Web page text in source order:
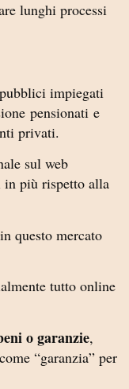
lunghi processi
impiegati
pensionati e
privati.
sul web
più rispetto alla
questo mercato
tutto online
o garanzie,
“garanzia” per